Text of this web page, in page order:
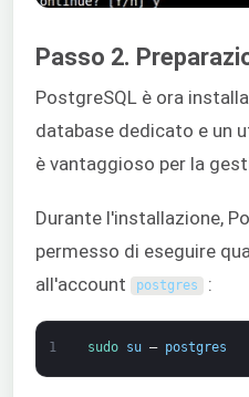
Passo 2.
PostgreSQL è ora
database dedicato e un
è vantaggioso per la
Durante l'installazione,
permesso di eseguire
all'account
postgres :
1 sudo su – postgres